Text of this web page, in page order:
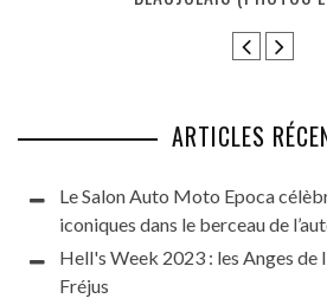
ARTICLES
Le Salon Auto Moto Epoca
iconiques dans le berceau de
Hell's Week 2023 : les Anges de
Fréjus